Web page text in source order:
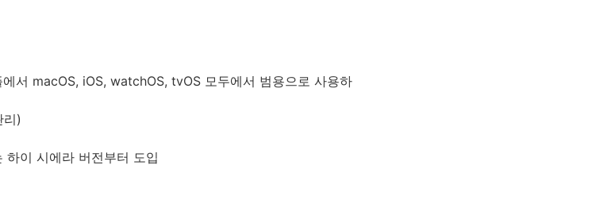
서 macOS, iOS, watchOS, tvOS 모두에서 범용으로 사용하
리)
하이 시에라 버전부터 도입